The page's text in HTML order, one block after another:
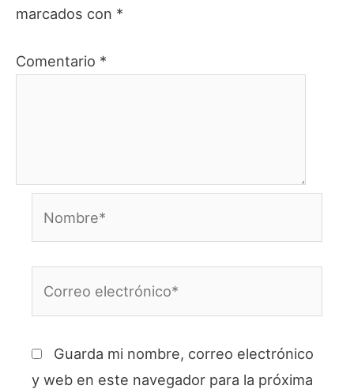
marcados con *
Comentario *
Guarda mi nombre, correo electrónico
y web en este navegador para la próxima